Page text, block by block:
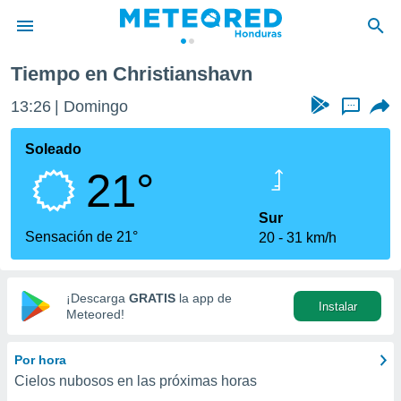
de
ha sido
calidad.
a este
las
y
digital
basada
Tiempo en Christianshavn
13:26 Domingo ...
Soleado
21°
Sensación de 21°
Sur
20
31 km/h
¡Descarga GRATIS la app de
Meteored!
Instalar
Por hora
Cielos nubosos en las próximas horas